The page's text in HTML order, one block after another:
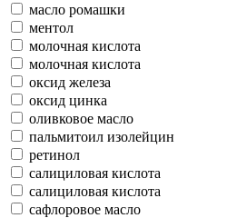
масло ромашки
ментол
молочная кислота
молочная кислота
оксид железа
оксид цинка
оливковое масло
пальмитоил изолейцин
ретинол
салициловая кислота
салициловая кислота
сафлоровое масло